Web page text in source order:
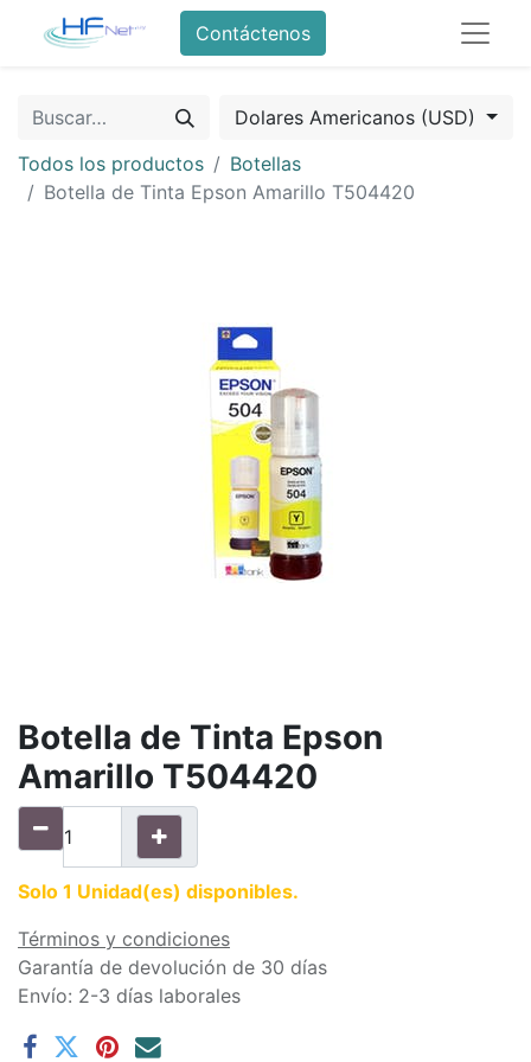
Contáctenos
Dolares Americanos (USD)
Todos los productos
Botellas
Botella de Tinta Epson Amarillo T504420
Botella de Tinta Epson
Amarillo T504420
Solo 1 Unidad(es) disponibles.
Términos y condiciones
Garantía de devolución de 30 días
Envío: 2-3 días laborales